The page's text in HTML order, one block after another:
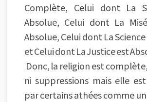
Complète, Celui dont La
Absolue, Celui dont La
Absolue, Celui dont La
et Celui dont La Justice est
Donc, la religion est
ni suppressions mais elle
par certains athées comme